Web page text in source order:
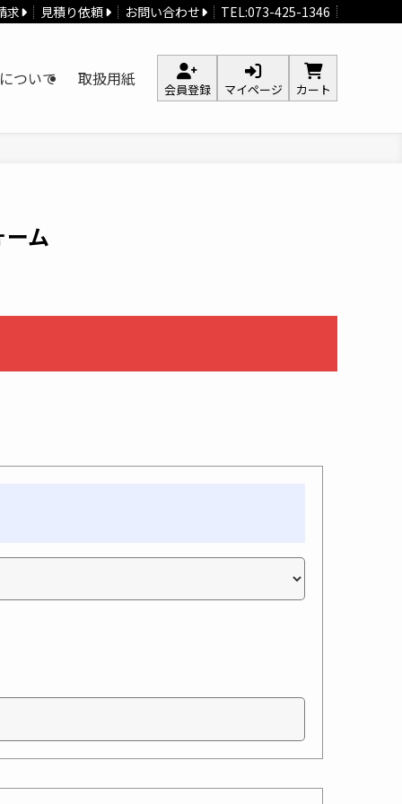
求 見積り依頼 お問い合わせ TEL:073-425-1346
ついて 取扱用紙
会員登録 マイページ カート
ム